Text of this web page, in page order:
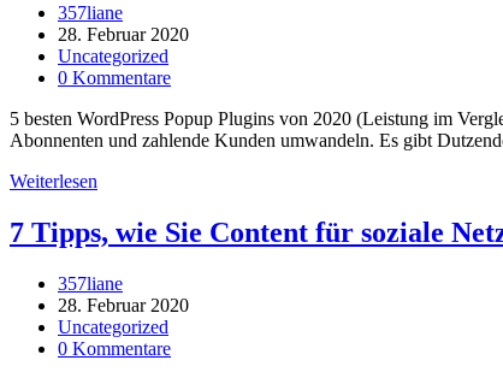
WordPress-
Theme
Beitrags-
Autor:
357liane
Beitrag
veröffentlicht:
28. Februar 2020
Beitrags-
Kategorie:
Uncategorized
Beitrags-
0 Kommentare
5 besten WordPress Popup Plugins von 2020 (Leistung im
Abonnenten und zahlende Kunden umwandeln. Es gibt
Weiterlesen
WordPress
Popup
von
2020
(Leistung
im
7 Tipps, wie Sie Content für soziale
Beitrags-
Autor:
357liane
Beitrag
veröffentlicht:
28. Februar 2020
Beitrags-
Kategorie:
Uncategorized
Beitrags-
0 Kommentare